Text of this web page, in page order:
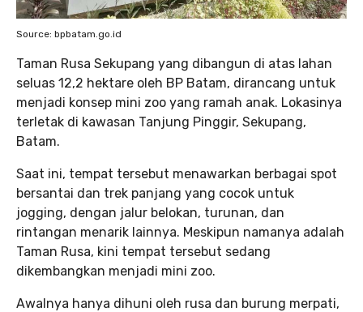
Source: bpbatam.go.id
Taman Rusa Sekupang yang dibangun di atas lahan
seluas 12,2 hektare oleh BP Batam, dirancang untuk
menjadi konsep mini zoo yang ramah anak. Lokasinya
terletak di kawasan Tanjung Pinggir, Sekupang,
Batam.
Saat ini, tempat tersebut menawarkan berbagai spot
bersantai dan trek panjang yang cocok untuk
jogging, dengan jalur belokan, turunan, dan
rintangan menarik lainnya. Meskipun namanya adalah
Taman Rusa, kini tempat tersebut sedang
dikembangkan menjadi mini zoo.
Awalnya hanya dihuni oleh rusa dan burung merpati,